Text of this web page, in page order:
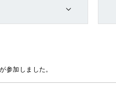
参加しました。